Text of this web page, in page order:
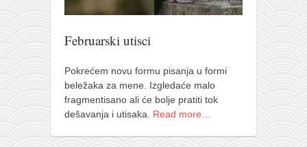
pravoslavlje
zabranjena istorija
ćirilica
porodične priče
umesto tvitera
kalendar srpski
azbuki i knjige
Februarski utisci
Pokrećem novu formu pisanja u formi
beležaka za mene. Izgledaće malo
fragmentisano ali će bolje pratiti tok
dešavanja i utisaka. Read more…